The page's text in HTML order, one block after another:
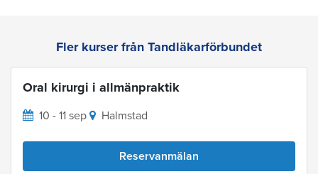
Fler kurser från Tandläkarförbundet
Oral kirurgi i allmänpraktik
10 - 11 sep Halmstad
Reservanmälan